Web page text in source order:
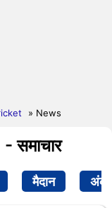
» News
समाचार
मैदान अंक